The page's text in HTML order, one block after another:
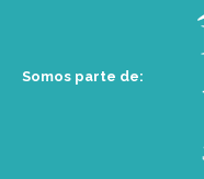
Somos parte de: